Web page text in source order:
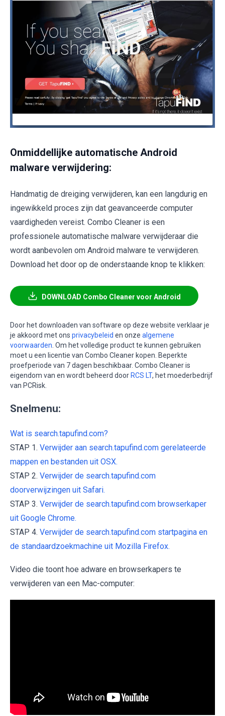
Onmiddellijke automatische Android
malware verwijdering:
Handmatig de dreiging verwijderen, kan een langdurig en
ingewikkeld proces zijn dat geavanceerde computer
vaardigheden vereist. Combo Cleaner is een
professionele automatische malware verwijderaar die
wordt aanbevolen om Android malware te verwijderen.
Download het door op de onderstaande knop te klikken:
DOWNLOAD Combo Cleaner voor Android
Door het downloaden van software op deze website verklaar je
je akkoord met ons privacybeleid en onze algemene
voorwaarden . Om het volledige product te kunnen gebruiken
moet u een licentie van Combo Cleaner kopen. Beperkte
proefperiode van 7 dagen beschikbaar. Combo Cleaner is
eigendom van en wordt beheerd door RCS LT, het moederbedrijf
van PCRisk.
Snelmenu:
Wat is search.tapufind.com?
STAP 1. Verwijder aan search.tapufind.com gerelateerde
mappen en bestanden uit OSX.
STAP 2. Verwijder de search.tapufind.com
doorverwijzingen uit Safari.
STAP 3. Verwijder de search.tapufind.com browserkaper
uit Google Chrome.
STAP 4. Verwijder de search.tapufind.com startpagina en
de standaardzoekmachine uit Mozilla Firefox.
Video die toont hoe adware en browserkapers te
verwijderen van een Mac-computer: